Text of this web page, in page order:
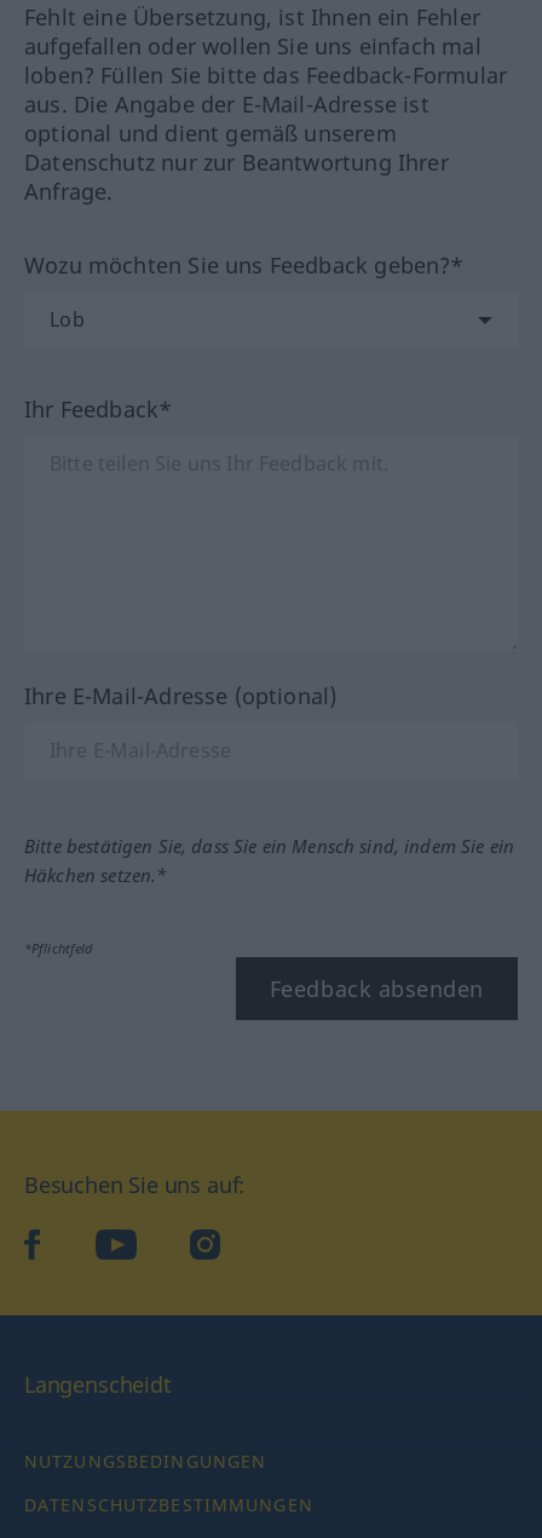
Fehlt eine Übersetzung, ist Ihnen ein Fehler
aufgefallen oder wollen Sie uns einfach mal
loben? Füllen Sie bitte das Feedback-Formular
aus. Die Angabe der E-Mail-Adresse ist
optional und dient gemäß unserem
Datenschutz nur zur Beantwortung Ihrer
Anfrage.
Wozu möchten Sie uns Feedback geben?*
Ihr Feedback*
Ihre E-Mail-Adresse (optional)
Bitte bestätigen Sie, dass Sie ein Mensch sind, indem Sie ein
Häkchen setzen.*
*Pflichtfeld
Feedback absenden
Besuchen Sie uns auf:
facebookYouTube Instagram
Langenscheidt
NUTZUNGSBEDINGUNGEN
DATENSCHUTZBESTIMMUNGEN